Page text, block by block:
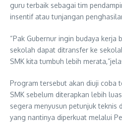
guru terbaik sebagai tim
insentif atau tunjangan
“Pak Gubernur ingin budaya kerja
sekolah dapat ditransfer ke
SMK kita tumbuh lebih
Program tersebut akan diuji coba
SMK sebelum diterapkan lebih
segera menyusun petunjuk teknis
yang nantinya diperkuat melalui